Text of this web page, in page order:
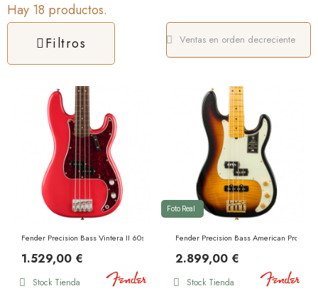
Hay 18 productos.
Filtros
Fender Precision Bass Vintera II 60s Ltd. Ed. Road Worn RW Fiesta Red
1.529,00 €
Stock Tienda
Fender Precision Bass American
2.899,00 €
Foto Real
Stock Tienda